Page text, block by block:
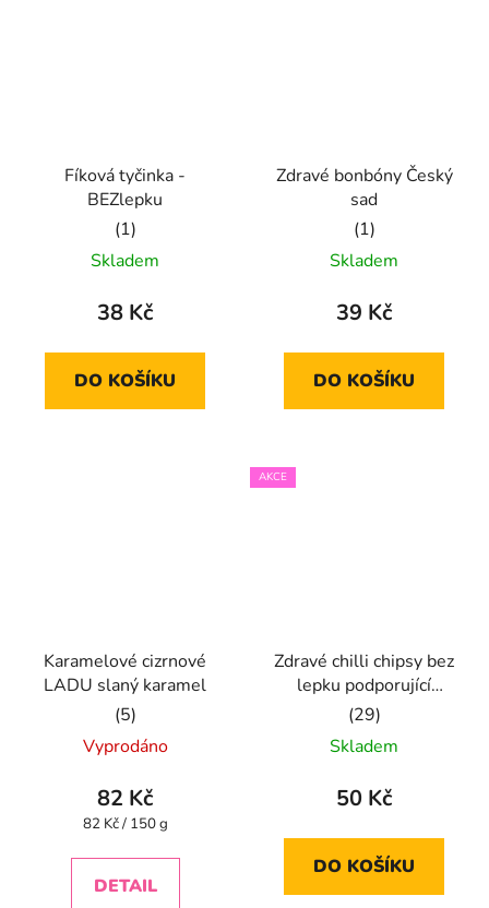
Fíková tyčinka -
BEZlepku
Průměrné
hodnocení
produktu
5,0
z
Skladem
38 Kč
DO KOŠÍKU
Zdravé bonbóny Český
sad
Průměrné
hodnocení
produktu
5,0
z
Skladem
39 Kč
DO KOŠÍKU
Karamelové cizrnové
LADU slaný karamel
Průměrné
hodnocení
produktu
je
z
Vyprodáno
82 Kč
Měrná
82 Kč / 150 g
DETAIL
AKCE
Zdravé chilli chipsy bez
lepku podporující
hubnutí
Průměrné
hodnocení
produktu
5,0
z
Skladem
50 Kč
DO KOŠÍKU